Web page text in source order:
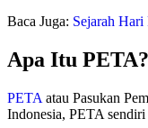
Baca Juga: Sejarah Hari
Apa Itu PETA?
PETA atau Pasukan
Indonesia, PETA